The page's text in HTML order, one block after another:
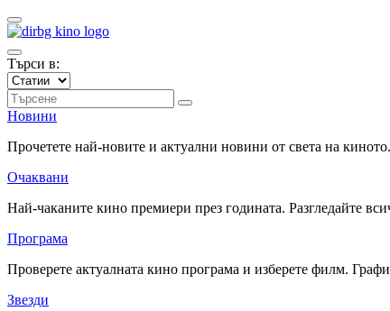
Търси в:
Новини
Прочетете най-новите и актуални новини от света на
Очаквани
Най-чаканите кино премиери през годината. Разгледайте
Програма
Проверете актуалната кино програма и изберете филм.
Звезди